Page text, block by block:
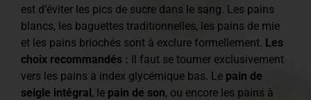
est d’éviter les pics de sucre dans le sang. Les pains
blancs, les baguettes traditionnelles, les pains de mie
et les pains briochés sont à exclure formellement. Les
choix recommandés : Il faut se tourner exclusivement
vers les pains à index glycémique bas. Le pain de
seigle intégral, le pain de son, ou encore les pains à